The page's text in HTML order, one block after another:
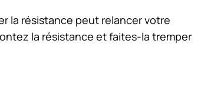
la résistance peut relancer votre
la résistance et faites-la tremper